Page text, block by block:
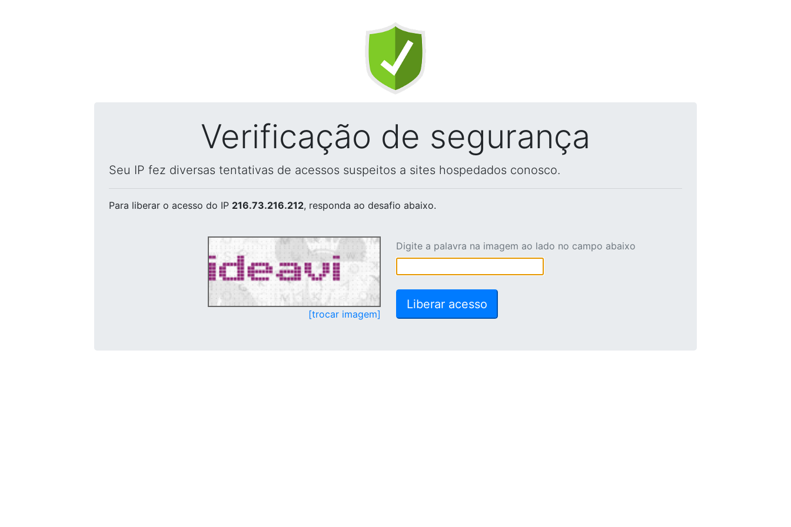
Verificação de segurança
Seu IP fez diversas tentativas de acessos suspeitos a sites hospedados conosco.
Para liberar o acesso do IP 216.73.216.212, responda ao desafio abaixo.
[trocar imagem]
Digite a palavra na imagem ao lado no campo abaixo